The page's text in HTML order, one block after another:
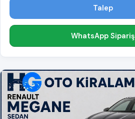
Talep
WhatsApp Sipariş